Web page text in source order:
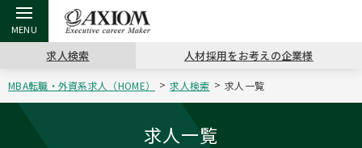
戻る
アクシアムの特長
戻る
キャリア支援 TOP
戻る
転職ツール TOP
戻る
転職コラム TOP
戻る
イベント・セミナー TOP
戻る
会社概要 TOP
求人検索 人材採用をお考えの企業様
MBA転職・外資系求人（HOME） 求人検索 求人一覧
求人一覧